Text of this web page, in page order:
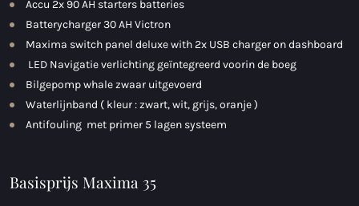
Accu 2x 90 AH starters batteries
Batterycharger 30 AH Victron
Maxima switch panel deluxe with 2x USB charger on dashboard
LED Navigatie verlichting geïntegreerd voorin de boeg
Bilgepomp whale zwaar uitgevoerd
Waterlijnband ( kleur : zwart, wit, grijs, oranje )
Antifouling met primer 5 lagen systeem
Basisprijs Maxima 35